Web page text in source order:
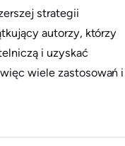
strategii
autorzy, którzy
i uzyskać
wiele zastosowań i